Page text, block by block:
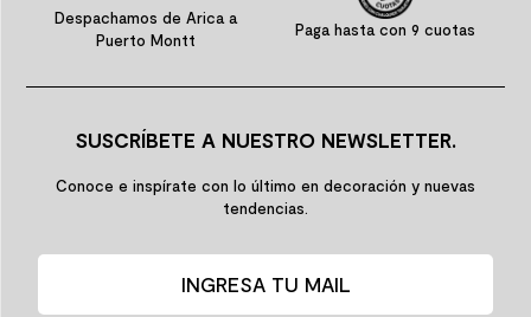
Despachamos de Arica a
Puerto Montt
Paga hasta con 9 cuotas
SUSCRÍBETE A NUESTRO NEWSLETTER.
Conoce e inspírate con lo último en decoración y nuevas
tendencias.